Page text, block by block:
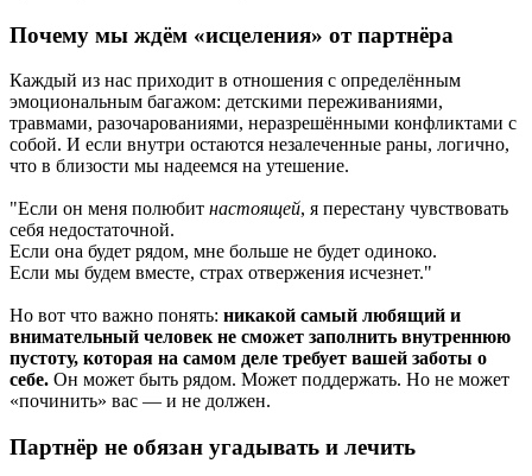
Почему мы ждём «исцеления» от партнёра
Каждый из нас приходит в отношения с определённым
эмоциональным багажом: детскими переживаниями,
травмами, разочарованиями, неразрешёнными конфликтами с
собой. И если внутри остаются незалеченные раны, логично,
что в близости мы надеемся на утешение.
"Если он меня полюбит настоящей, я перестану чувствовать
себя недостаточной.
Если она будет рядом, мне больше не будет одиноко.
Если мы будем вместе, страх отвержения исчезнет."
Но вот что важно понять: никакой самый любящий и
внимательный человек не сможет заполнить внутреннюю
пустоту, которая на самом деле требует вашей заботы о
себе. Он может быть рядом. Может поддержать. Но не может
«починить» вас — и не должен.
Партнёр не обязан угадывать и лечить